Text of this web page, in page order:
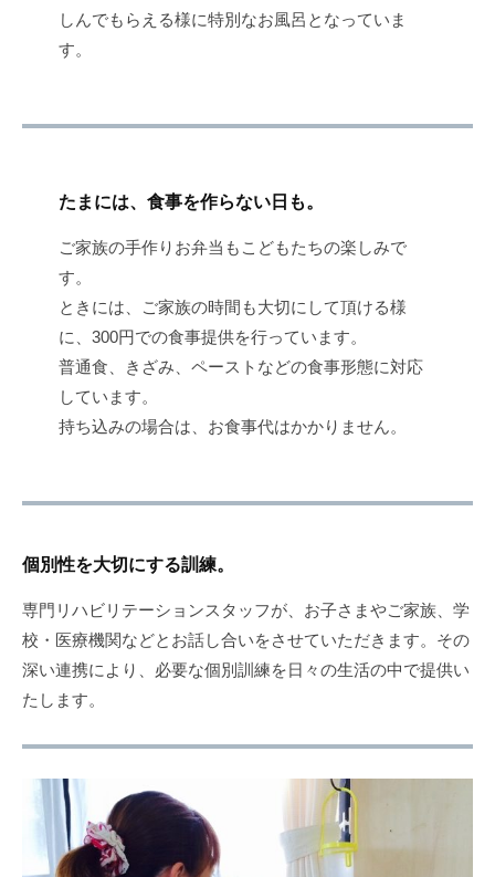
しんでもらえる様に特別なお風呂となっていま
す。
たまには、食事を作らない日も。
ご家族の手作りお弁当もこどもたちの楽しみで
す。
ときには、ご家族の時間も大切にして頂ける様
に、300円での食事提供を行っています。
普通食、きざみ、ペーストなどの食事形態に対応
しています。
持ち込みの場合は、お食事代はかかりません。
個別性を大切にする訓練。
専門リハビリテーションスタッフが、お子さまやご家族、学
校・医療機関などとお話し合いをさせていただきます。その
深い連携により、必要な個別訓練を日々の生活の中で提供い
たします。